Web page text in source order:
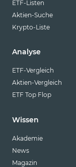
ETF-Listen
Aktien-Suche
Krypto-Liste
Analyse
ETF-Vergleich
Aktien-Vergleich
ETF Top Flop
Wissen
Akademie
News
Magazin